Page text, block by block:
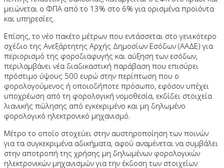
μειώνεται ο ΦΠΑ από το 13% στο 6% για ορισμένα προϊόντα
και υπηρεσίες.
Επίσης, το νέο πακέτο μέτρων που εντάσσεται στο γενικότερο
σχέδιο της Ανεξάρτητης Αρχής Δημοσίων Εσόδων (ΑΑΔΕ) για
περιορισμό της φοροδιαφυγής και αύξηση των εσόδων,
περιλαμβάνει νέα διαδικαστική παράβαση που επισύρει
πρόστιμο ύψους 500 ευρώ στην περίπτωση που ο
φορολογούμενος ή οποιοδήποτε πρόσωπο, εφόσον υπέχει
υποχρέωση από τη φορολογική νομοθεσία, εκδίδει στοιχεία
λιανικής πώλησης από εγκεκριμένο και μη δηλωμένο
φορολογικό ηλεκτρονικό μηχανισμό.
Μέτρο το οποίο στοχεύει στην αυστηροποίηση των ποινών
για τα συγκεκριμένα αδικήματα, αφού αναμένεται να συμβάλει
στην αποτροπή της χρήσης μη δηλωμένων φορολογικών
ηλεκτρονικών μηχανισμών για την έκδοση των στοιχείων